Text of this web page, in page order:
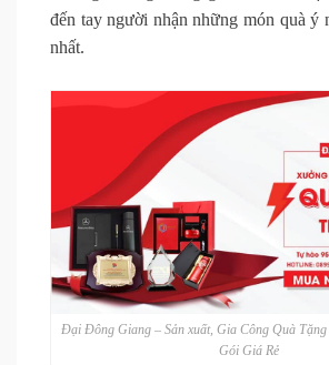
đến tay người nhận những món quà ý
nhất.
Đại Đông Giang – Sản xuất, Gia Công Quà
Gói Giá Rẻ